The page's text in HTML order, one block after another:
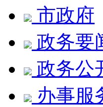
市政府
政务要
政务公
办事服